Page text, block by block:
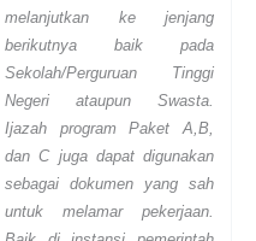
melanjutkan ke jenjang
berikutnya baik pada
Sekolah/Perguruan Tinggi
Negeri ataupun Swasta.
Ijazah program Paket A,B,
dan C juga dapat digunakan
sebagai dokumen yang sah
untuk melamar pekerjaan.